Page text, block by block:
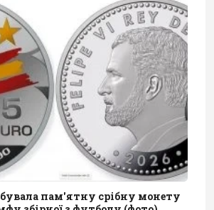
пам'ятну срібну монету